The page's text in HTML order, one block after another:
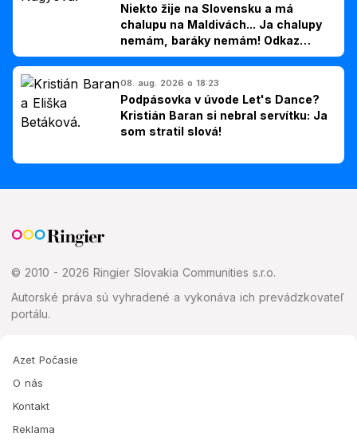
Niekto žije na Slovensku a má
chalupu na Maldivách... Ja chalupy
nemám, baráky nemám! Odkaz
Slovákom
08. aug. 2026 o 18:23
Podpásovka v úvode Let's Dance?
Kristián Baran si nebral servítku: Ja
som stratil slová!
© 2010 - 2026 Ringier Slovakia Communities s.r.o.
Autorské práva sú vyhradené a vykonáva ich prevádzkovateľ
portálu.
Azet Počasie
O nás
Kontakt
Reklama